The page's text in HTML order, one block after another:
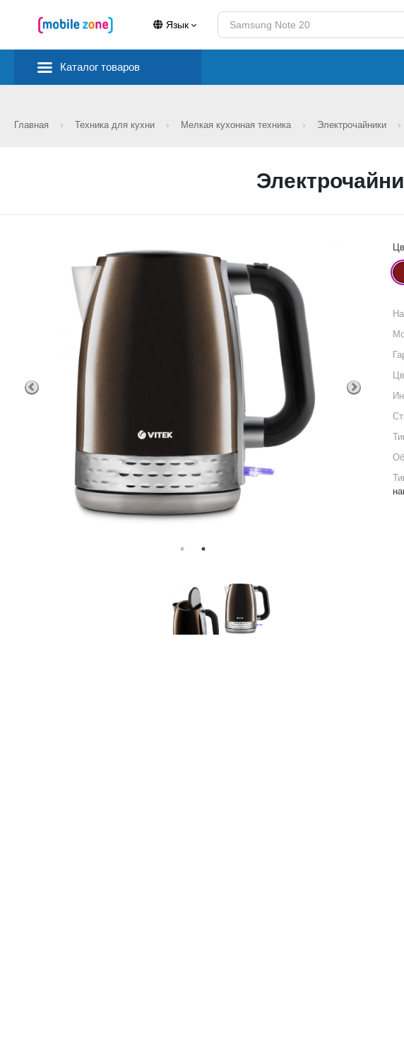
Язык
Каталог товаров
Главная Техника для кухни Мелкая кухонная техника Электрочайники